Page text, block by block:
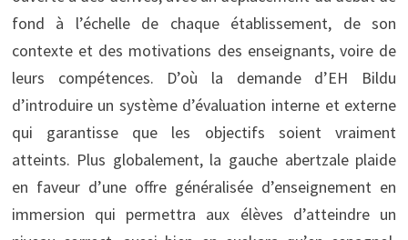
fond à l’échelle de chaque établissement, de son
contexte et des motivations des enseignants, voire de
leurs compétences. D’où la demande d’EH Bildu
d’introduire un système d’évaluation interne et externe
qui garantisse que les objectifs soient vraiment
atteints. Plus globalement, la gauche abertzale plaide
en faveur d’une offre généralisée d’enseignement en
immersion qui permettra aux élèves d’atteindre un